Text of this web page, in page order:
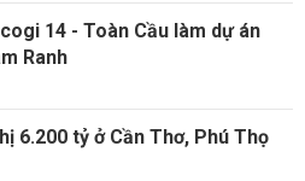
14 - Toàn Cầu làm dự án
Ranh
6.200 tỷ ở Cần Thơ, Phú Thọ